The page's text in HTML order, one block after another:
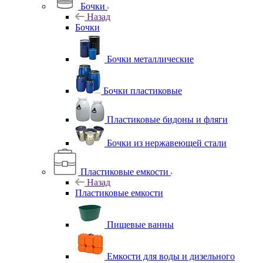
Бочки
Назад
Бочки
Бочки металлические
Бочки пластиковые
Пластиковые бидоны и фляги
Бочки из нержавеющей стали
Пластиковые емкости
Назад
Пластиковые емкости
Пищевые ванны
Емкости для воды и дизельного